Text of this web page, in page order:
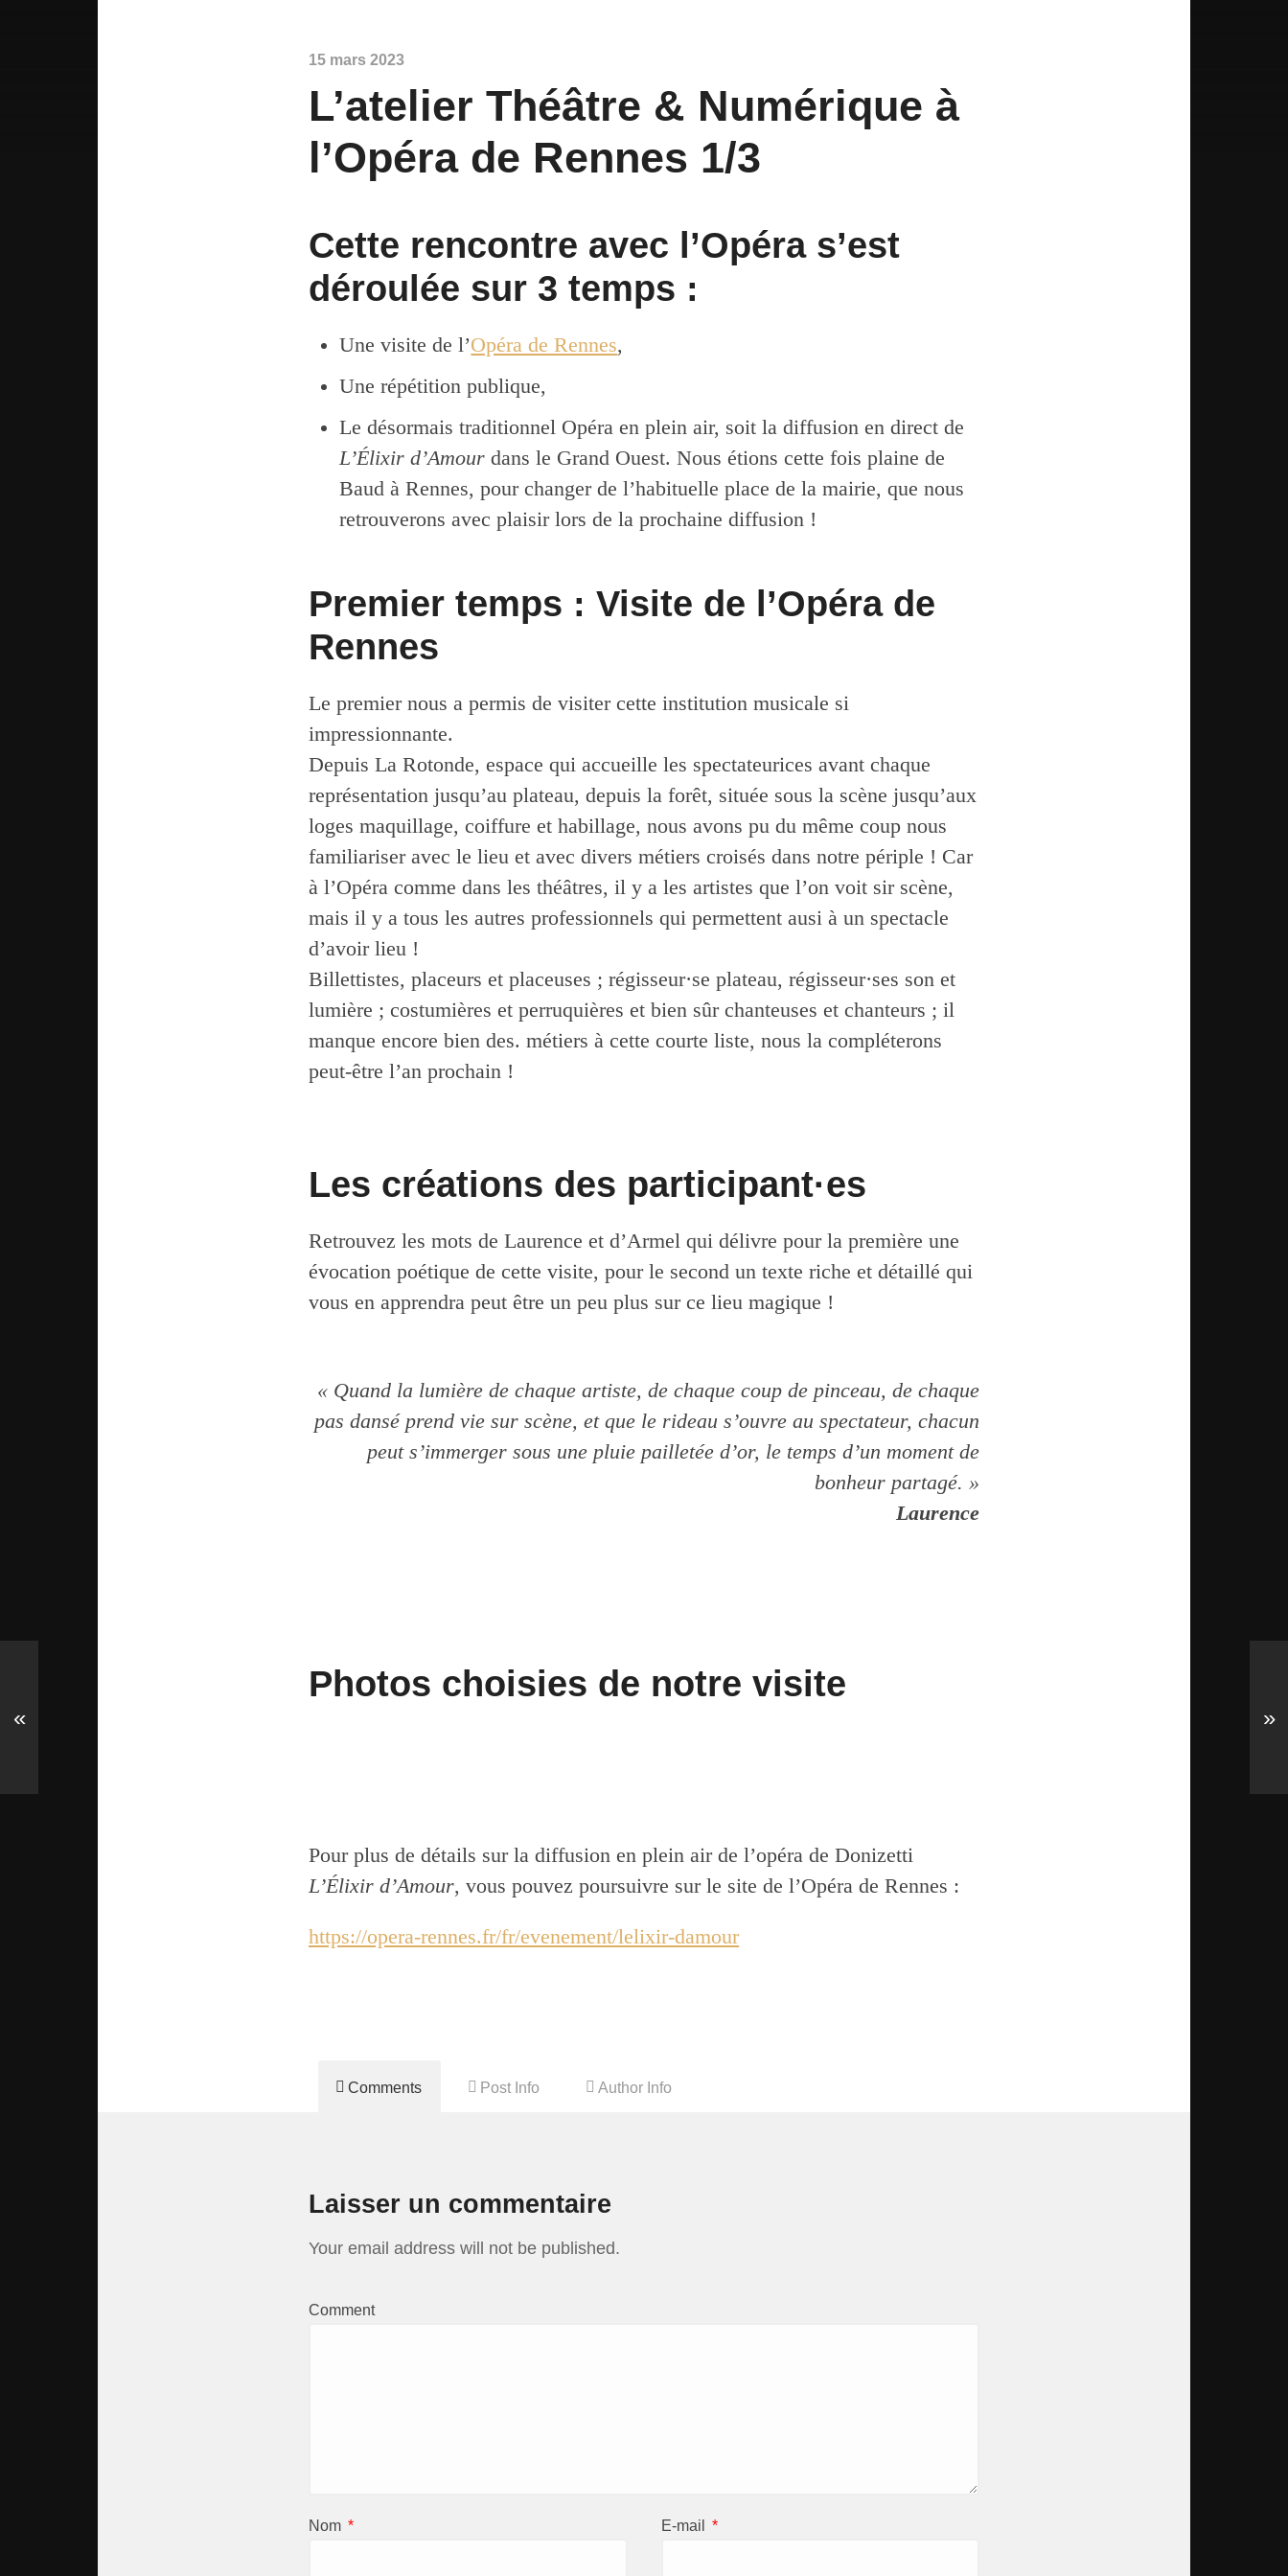
15 mars 2023
L’atelier Théâtre & Numérique à
l’Opéra de Rennes 1/3
Cette rencontre avec l’Opéra s’est
déroulée sur 3 temps :
Une visite de l’Opéra de Rennes,
Une répétition publique,
Le désormais traditionnel Opéra en plein air, soit la diffusion en direct de
L’Élixir d’Amour dans le Grand Ouest. Nous étions cette fois plaine de
Baud à Rennes, pour changer de l’habituelle place de la mairie, que nous
retrouverons avec plaisir lors de la prochaine diffusion !
Premier temps : Visite de l’Opéra de
Rennes
Le premier nous a permis de visiter cette institution musicale si
impressionnante.
Depuis La Rotonde, espace qui accueille les spectateurices avant chaque
représentation jusqu’au plateau, depuis la forêt, située sous la scène jusqu’aux
loges maquillage, coiffure et habillage, nous avons pu du même coup nous
familiariser avec le lieu et avec divers métiers croisés dans notre périple ! Car
à l’Opéra comme dans les théâtres, il y a les artistes que l’on voit sir scène,
mais il y a tous les autres professionnels qui permettent ausi à un spectacle
d’avoir lieu !
Billettistes, placeurs et placeuses ; régisseur·se plateau, régisseur·ses son et
lumière ; costumières et perruquières et bien sûr chanteuses et chanteurs ; il
manque encore bien des. métiers à cette courte liste, nous la compléterons
peut-être l’an prochain !
Les créations des participant·es
Retrouvez les mots de Laurence et d’Armel qui délivre pour la première une
évocation poétique de cette visite, pour le second un texte riche et détaillé qui
vous en apprendra peut être un peu plus sur ce lieu magique !
« Quand la lumière de chaque artiste, de chaque coup de pinceau, de chaque
pas dansé prend vie sur scène, et que le rideau s’ouvre au spectateur, chacun
peut s’immerger sous une pluie pailletée d’or, le temps d’un moment de
bonheur partagé. »
Laurence
Photos choisies de notre visite
Pour plus de détails sur la diffusion en plein air de l’opéra de Donizetti
L’Élixir d’Amour, vous pouvez poursuivre sur le site de l’Opéra de Rennes :
https://opera-rennes.fr/fr/evenement/lelixir-damour
Comments Post Info Author Info
Laisser un commentaire
Your email address will not be published.
Comment
Nom * E-mail *
« »